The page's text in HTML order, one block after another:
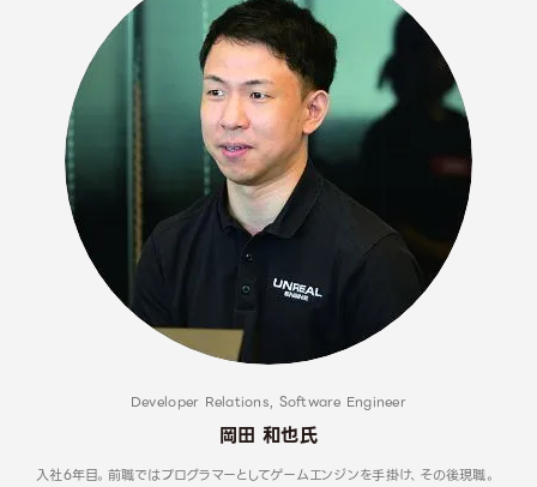
Developer Relations, Software Engineer
岡田 和也氏
入社6年目。前職ではプログラマーとしてゲームエンジンを手掛け、その後現職。